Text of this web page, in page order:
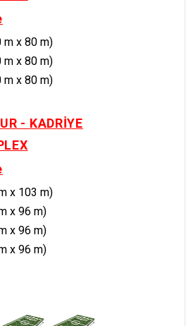
m x 80 m)
m x 80 m)
m x 80 m)
- KADRİYE
x 103 m)
x 96 m)
x 96 m)
x 96 m)